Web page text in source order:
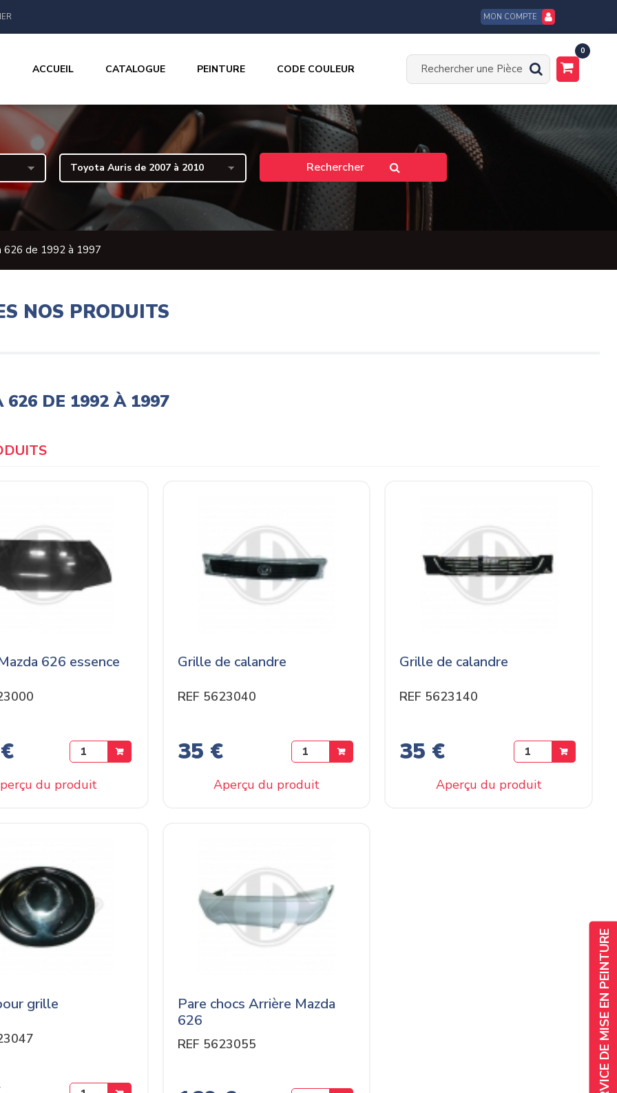
MON COMPTE
ACCUEIL CATALOGUE PEINTURE CODE COULEUR
0
626 de 1992 à 1997
NOS PRODUITS
626 DE 1992 À 1997
626 essence
du produit
Grille de calandre
REF 5623040
35 €
Aperçu du produit
Grille de calandre
REF 5623140
35 €
Aperçu du produit
grille
Pare chocs Arrière Mazda
626
REF 5623055 SERVICE DE MISE EN PEINTURE